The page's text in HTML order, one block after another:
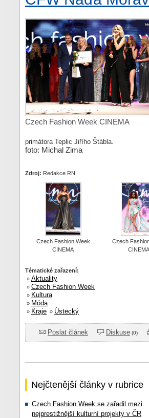
Czech Fashion Week CINEMA
primátora Teplic Jiřího Štábla.
foto: Michal Zima
Zdroj: Redakce RN
Czech Fashion Week
CINEMA
Czech
CINEMA
Tématické zařazení:
» Aktuality
» Czech Fashion Week
» Kultura
» Móda
» Kraje » Ústecký
Poslat článek Diskuse (0)
Nejčtenější články v rubrice
Czech Fashion Week se zařadil mezi
nejprestižnější kulturní projekty v ČR